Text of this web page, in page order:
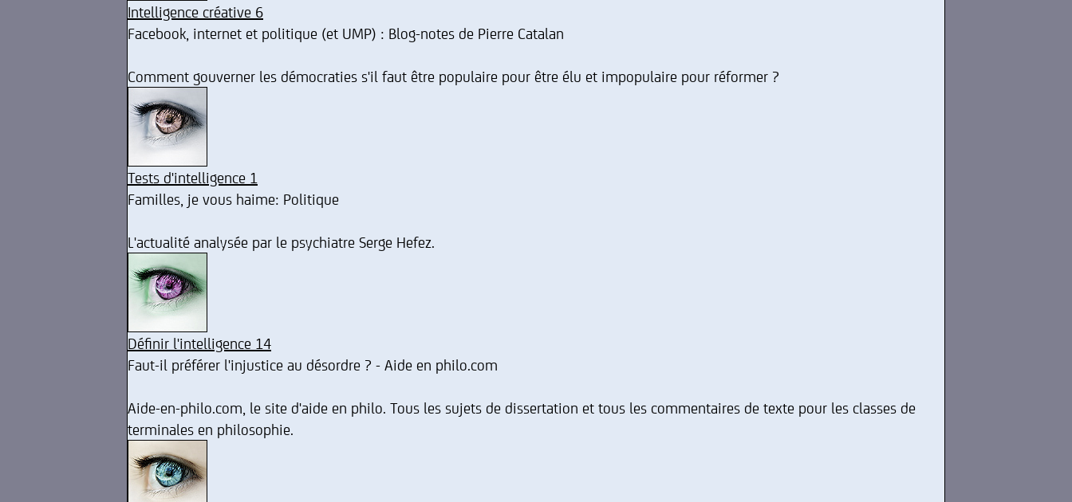
Intelligence créative 6
Facebook, internet et politique (et UMP) : Blog-notes de Pierre Catalan
Comment gouverner les démocraties s'il faut être populaire pour être élu et impopulaire pour réformer ?
Tests d'intelligence 1
Familles, je vous haime: Politique
L'actualité analysée par le psychiatre Serge Hefez.
Définir l'intelligence 14
Faut-il préférer l'injustice au désordre ? - Aide en philo.com
Aide-en-philo.com, le site d'aide en philo. Tous les sujets de dissertation et tous les commentaires de texte pour les classes de
terminales en philosophie.